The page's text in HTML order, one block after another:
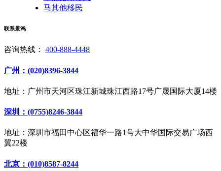
马其他移民
联系景鸿
咨询热线： 400-888-4448
广州：(020)8396-3844
地址：广州市天河区珠江新城珠江西路17号广晟国际大厦14楼
深圳：(0755)8246-3844
地址：深圳市福田中心区福华一路1号大中华国际交易广场西
翼22楼
北京：(010)8587-8244